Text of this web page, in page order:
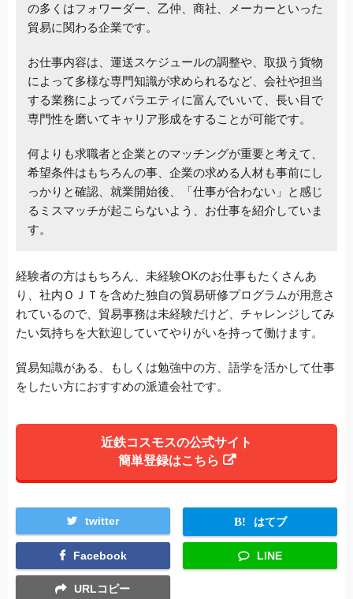
の多くはフォワーダー、乙仲、商社、メーカーといった
貿易に関わる企業です。
お仕事内容は、運送スケジュールの調整や、取扱う貨物
によって多様な専門知識が求められるなど、会社や担当
する業務によってバラエティに富んでいいて、長い目で
専門性を磨いてキャリア形成をすることが可能です。
何よりも求職者と企業とのマッチングが重要と考えて、
希望条件はもちろんの事、企業の求める人材も事前にし
っかりと確認、就業開始後、「仕事が合わない」と感じ
るミスマッチが起こらないよう、お仕事を紹介していま
す。
経験者の方はもちろん、未経験OKのお仕事もたくさんあ
り、社内ＯＪＴを含めた独自の貿易研修プログラムが用意さ
れているので、貿易事務は未経験だけど、チャレンジしてみ
たい気持ちを大歓迎していてやりがいを持って働けます。
貿易知識がある、もしくは勉強中の方、語学を活かして仕事
をしたい方におすすめの派遣会社です。
近鉄コスモスの公式サイト
簡単登録はこちら
twitter はてブ
Facebook LINE
URLコピー